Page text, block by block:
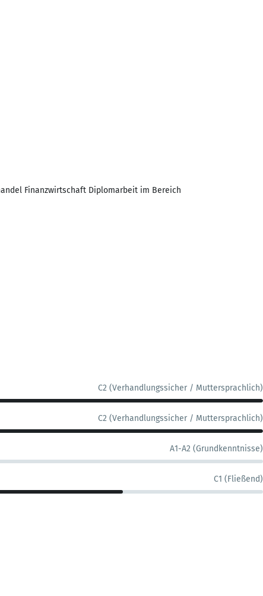
Finanzwirtschaft Diplomarbeit im Bereich
C2 (Verhandlungssicher / Muttersprachlich)
C2 (Verhandlungssicher / Muttersprachlich)
A1-A2 (Grundkenntnisse)
C1 (Fließend)